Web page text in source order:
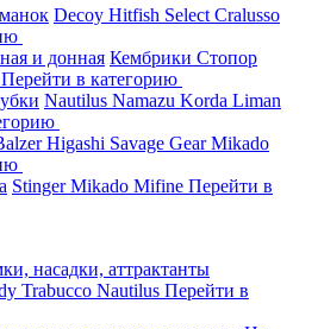
Decoy Hitfish Select Cralusso
и донная Кембрики Стопор
Перейти в категорию
Nautilus Namazu Korda Liman
Higashi Savage GearMikado
StingerMikado Mifine Перейти в
насадки, аттрактанты
Trabucco Nautilus Перейти в